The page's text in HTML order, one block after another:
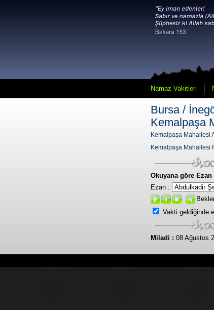
Namaz Vakitleri
Bursa /
Kemalpaşa
Kemalpaşa Mahallesi
Kemalpaşa Mahallesi
Okuyana göre
Ezan :
Vakti geldiğinde
Miladi : 08 Ağustos